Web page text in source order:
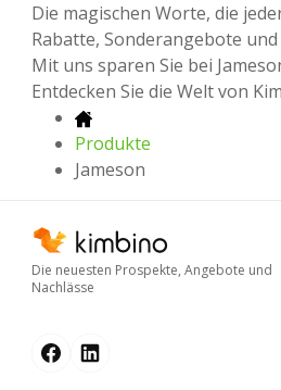
Die magischen Worte, die
Rabatte, Sonderangebote
Mit uns sparen Sie bei
Entdecken Sie die Welt von
Produkte
Jameson
Die neuesten Prospekte, Angebote und
Nachlässe